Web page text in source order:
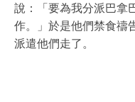
說：「要為我分派巴拿
作。」於是他們禁食禱
派遣他們走了。